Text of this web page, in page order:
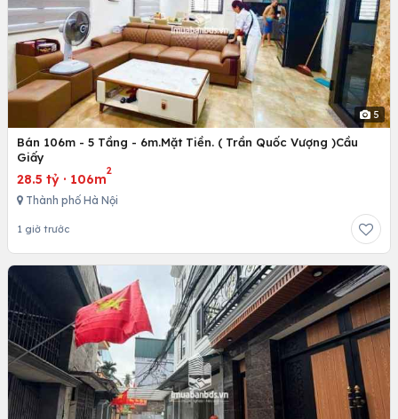
5
Bán 106m - 5 Tầng - 6m.Mặt Tiền. ( Trần Quốc Vượng )Cầu
Giấy
28.5 tỷ · 106m
2
Thành phố Hà Nội
1 giờ trước